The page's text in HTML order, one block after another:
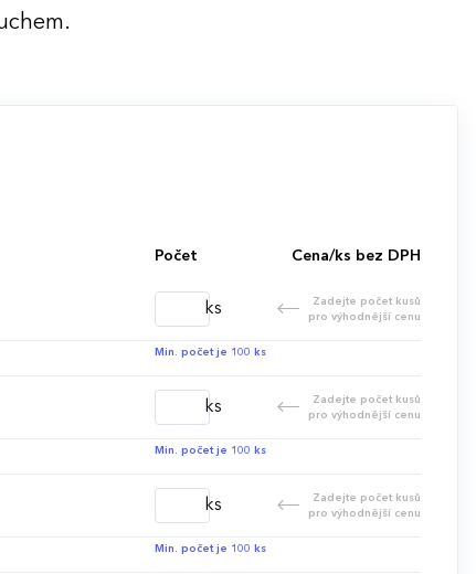
Počet Cena/ks bez DPH
ks
Zadejte počet kusů
pro výhodnější cenu
Min. počet je 100 ks
ks
Zadejte počet kusů
pro výhodnější cenu
Min. počet je 100 ks
ks
Zadejte počet kusů
pro výhodnější cenu
Min. počet je 100 ks